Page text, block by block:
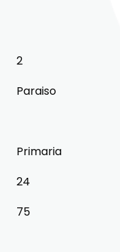
2
Paraiso
Primaria
24
75